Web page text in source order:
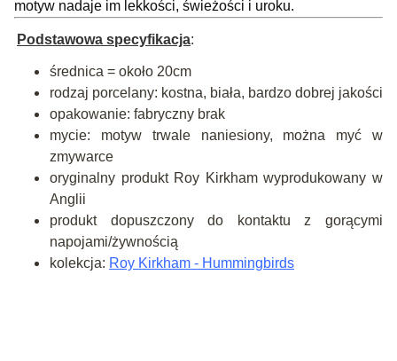
motyw nadaje im lekkości, świeżości i uroku.
Podstawowa specyfikacja:
średnica = około 20cm
rodzaj porcelany: kostna, biała, bardzo dobrej jakości
opakowanie: fabryczny brak
mycie: motyw trwale naniesiony, można myć w
zmywarce
oryginalny produkt Roy Kirkham wyprodukowany w
Anglii
produkt dopuszczony do kontaktu z gorącymi
napojami/żywnością
kolekcja: Roy Kirkham - Hummingbirds